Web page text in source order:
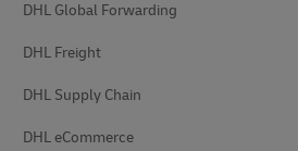
DHL Global Forwarding
DHL Freight
DHL Supply Chain
DHL eCommerce